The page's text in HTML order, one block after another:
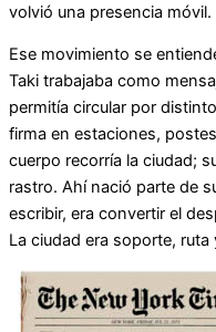
volvió una presencia móvil.
Ese movimiento se
Taki trabajaba como
permitía circular por
firma en estaciones,
cuerpo recorría la ciudad;
rastro. Ahí nació parte de
escribir, era convertir el
La ciudad era soporte,